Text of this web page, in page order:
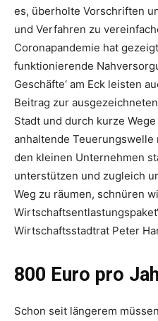
es, überholte Vorschriften
und Verfahren zu
Coronapandemie hat
funktionierende
Geschäfte‘ am Eck leisten
Beitrag zur
Stadt und durch kurze
anhaltende
den kleinen Unternehmen
unterstützen und zugleich
Weg zu räumen, schnüren
Wirtschaftsstadtrat Peter
800 Euro pro
Schon seit längerem